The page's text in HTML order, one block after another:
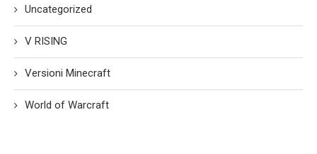
Uncategorized
V RISING
Versioni Minecraft
World of Warcraft